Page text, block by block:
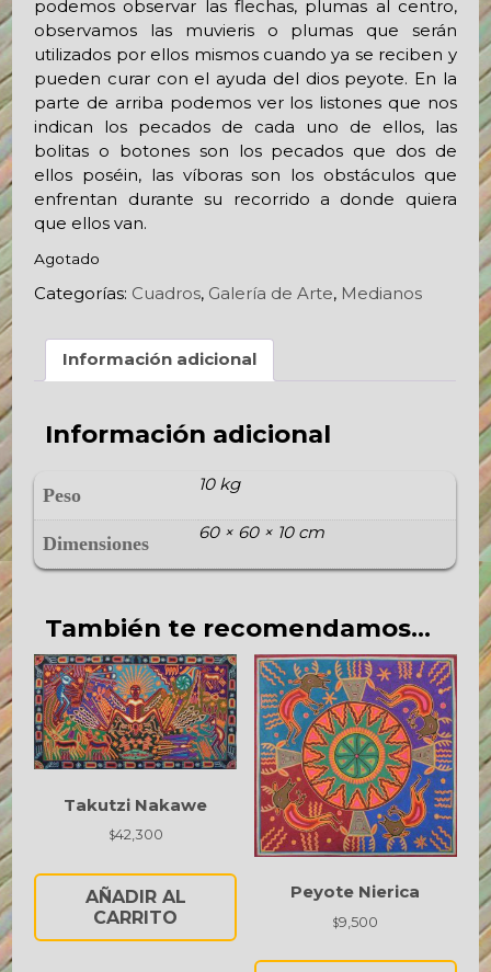
podemos observar las flechas, plumas al centro,
observamos las muvieris o plumas que serán
utilizados por ellos mismos cuando ya se reciben y
pueden curar con el ayuda del dios peyote. En la
parte de arriba podemos ver los listones que nos
indican los pecados de cada uno de ellos, las
bolitas o botones son los pecados que dos de
ellos poséin, las víboras son los obstáculos que
enfrentan durante su recorrido a donde quiera
que ellos van.
Agotado
Categorías: Cuadros, Galería de Arte, Medianos
Información adicional
Información adicional
Peso
10 kg
Dimensiones
60 × 60 × 10 cm
También te recomendamos…
Takutzi Nakawe
$42,300
AÑADIR AL
CARRITO
Peyote Nierica
$9,500